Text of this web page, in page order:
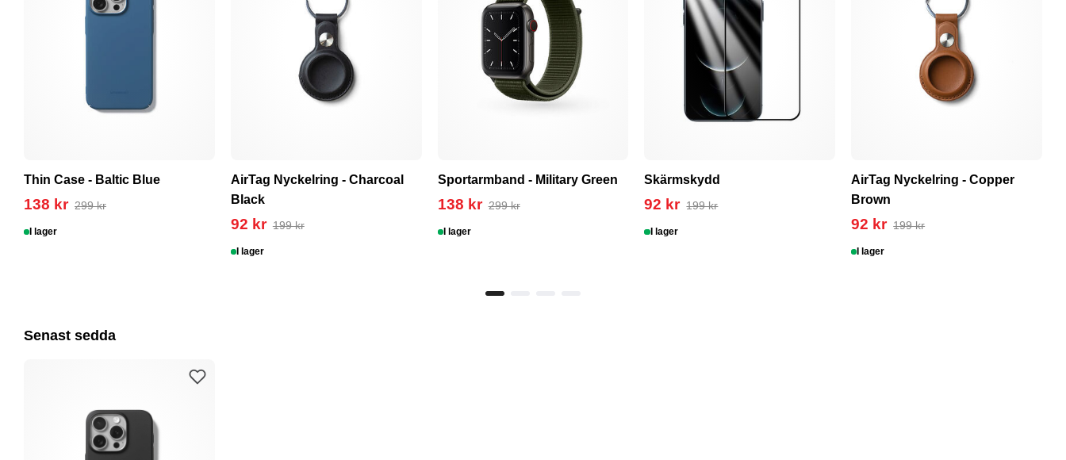
Thin Case - Baltic Blue
138 kr 299 kr
I lager
AirTag Nyckelring - Charcoal
Black
92 kr 199 kr
I lager
Sportarmband - Military Green
138 kr 299 kr
I lager
Skärmskydd
92 kr 199 kr
I lager
AirTag Nyckelring - Copper
Brown
92 kr 199 kr
I lager
Senast sedda